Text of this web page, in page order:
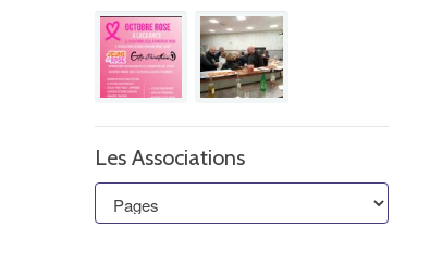
Les Associations